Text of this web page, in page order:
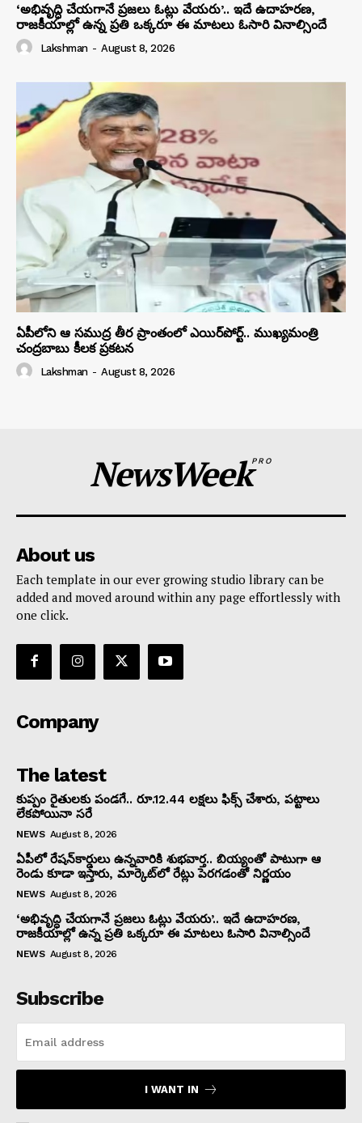
‘అభివృద్ధి చేయగానే ప్రజలు ఓట్లు వేయరు’.. ఇదే ఉదాహరణ,
రాజకీయాల్లో ఉన్న ప్రతి ఒక్కరూ ఈ మాటలు ఓసారి వినాల్సిందే
Lakshman - August 8, 2026
ఏపీలోని ఆ సముద్ర తీర ప్రాంతంలో ఎయిర్‌పోర్ట్.. ముఖ్యమంత్రి
చంద్రబాబు కీలక ప్రకటన
Lakshman - August 8, 2026
NewsWeekPRO
About us
Each template in our ever growing studio library can be
added and moved around within any page effortlessly with
one click.
Company
The latest
కుప్పం రైతులకు పండగే.. రూ.12.44 లక్షలు ఫిక్స్ చేశారు, పట్టాలు
లేకపోయినా సరే
NEWS August 8, 2026
ఏపీలో రేషన్‌కార్డులు ఉన్నవారికి శుభవార్త.. బియ్యంతో పాటుగా ఆ
రెండు కూడా ఇస్తారు, మార్కెట్‌లో రేట్లు పెరగడంతో నిర్ణయం
NEWS August 8, 2026
‘అభివృద్ధి చేయగానే ప్రజలు ఓట్లు వేయరు’.. ఇదే ఉదాహరణ,
రాజకీయాల్లో ఉన్న ప్రతి ఒక్కరూ ఈ మాటలు ఓసారి వినాల్సిందే
NEWS August 8, 2026
Subscribe
I WANT IN